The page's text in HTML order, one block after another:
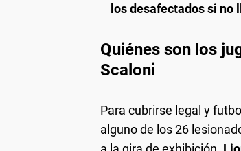
los desafectados si
Quiénes son los
Scaloni
Para cubrirse legal y
alguno de los 26